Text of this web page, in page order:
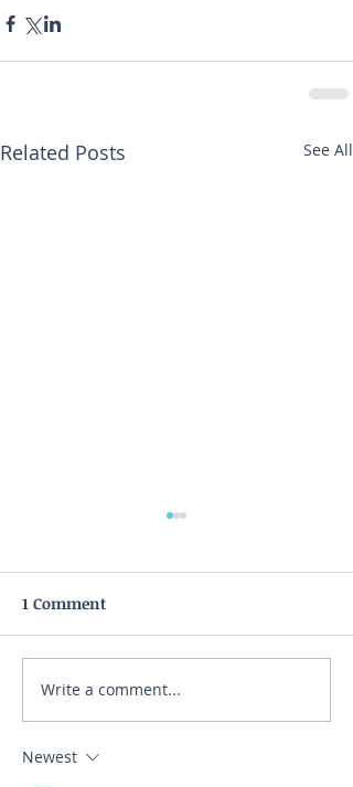
Related Posts See All
5 τρόποι για να ξεκινήσεις
σωστά τη δίαιτα σου
1 Comment
Write a comment...
Newest